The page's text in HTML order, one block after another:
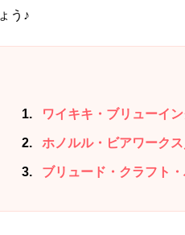
ょう♪
1 ワイキキ・ブリューイ
2 ホノルル・ビアワーク
3 ブリュード・クラフト